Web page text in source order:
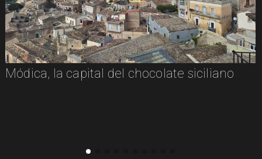
Módica, la capital del chocolate siciliano